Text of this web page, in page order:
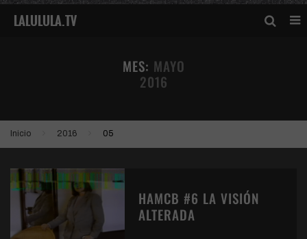
MES: MAYO
2016
Inicio 2016 05
HAMCB #6 LA VISIÓN
ALTERADA